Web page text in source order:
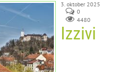
3. oktober 2025
0
4480
Izzivi